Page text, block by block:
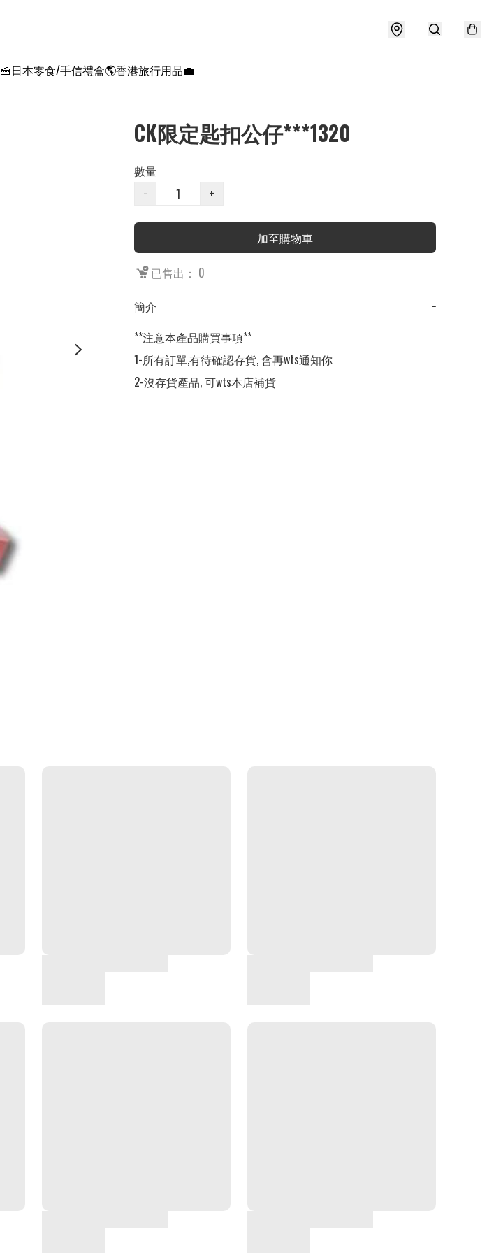
🍰日本零食/手信禮盒🌎香港旅行用品💼
CK限定匙扣公仔***1320
數量
−
+
加至購物車
已售出： 0
簡介
−
**注意本產品購買事項**
1-所有訂單,有待確認存貨, 會再wts通知你
2-沒存貨產品, 可wts本店補貨